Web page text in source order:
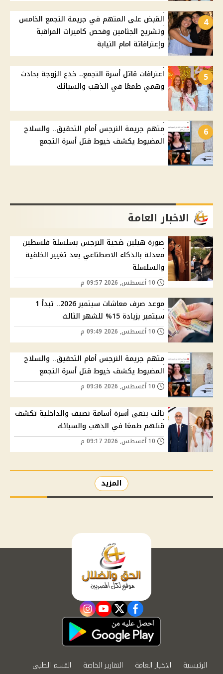
4
القبض على المتهم في جريمة التجمع الخامس
وتشريح الجثامين وفحص كاميرات المراقبة
وإعترافاتة امام النيابة
5
اعترافات قاتل أسرة التجمع.. خدع الزوجة بحادث
وهمي طمعًا في الذهب والسبائك
6
متهم جريمة النرجس أمام التحقيق.. والسلاح
المضبوط يكشف خيوط قتل أسرة التجمع
الاخبار العامة
صورة هيلين ضحية النرجس بسلسلة فلسطين
معدلة بالذكاء الاصطناعي بعد تغيير الخلفية
والسلسلة
موعد صرف معاشات سبتمبر 2026.. تبدأ 1
سبتمبر بزيادة 15% للشهر الثالث
متهم جريمة النرجس أمام التحقيق.. والسلاح
المضبوط يكشف خيوط قتل أسرة التجمع
نائب ينعى أسرة أسامة نصيف والداخلية تكشف
قتلهم طمعًا في الذهب والسبائك
المزيد
facebook
twitter
youtube
instagram
الرئيسية الاخبار العامة التقارير الخاصة القسم الطبي